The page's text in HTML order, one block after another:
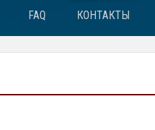
FAQ КОНТАКТЫ